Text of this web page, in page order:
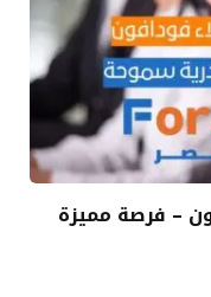
– فرصة مميزة